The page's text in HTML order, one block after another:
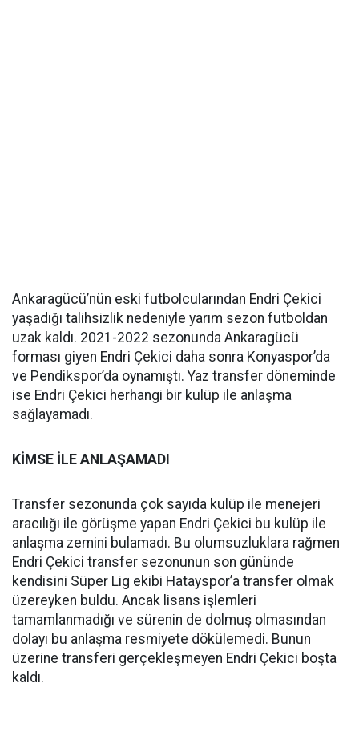
Ankaragücü’nün eski futbolcularından Endri Çekici
yaşadığı talihsizlik nedeniyle yarım sezon futboldan
uzak kaldı. 2021-2022 sezonunda Ankaragücü
forması giyen Endri Çekici daha sonra Konyaspor’da
ve Pendikspor’da oynamıştı. Yaz transfer döneminde
ise Endri Çekici herhangi bir kulüp ile anlaşma
sağlayamadı.
KİMSE İLE ANLAŞAMADI
Transfer sezonunda çok sayıda kulüp ile menejeri
aracılığı ile görüşme yapan Endri Çekici bu kulüp ile
anlaşma zemini bulamadı. Bu olumsuzluklara rağmen
Endri Çekici transfer sezonunun son gününde
kendisini Süper Lig ekibi Hatayspor’a transfer olmak
üzereyken buldu. Ancak lisans işlemleri
tamamlanmadığı ve sürenin de dolmuş olmasından
dolayı bu anlaşma resmiyete dökülemedi. Bunun
üzerine transferi gerçekleşmeyen Endri Çekici boşta
kaldı.